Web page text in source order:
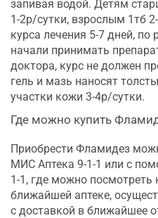
запивая водой. Детям
1-2р/сутки, взрослым 1тб
курса лечения 5-7 дней,
начали принимать
доктора, курс не должен
гель и мазь наносят
участки кожи 3-4р/сутки.
Где можно купить
Приобрести Фламидез
МИС Аптека 9-1-1 или с
1-1, где можно посмотреть
ближайшей аптеке,
с доставкой в ближайшее